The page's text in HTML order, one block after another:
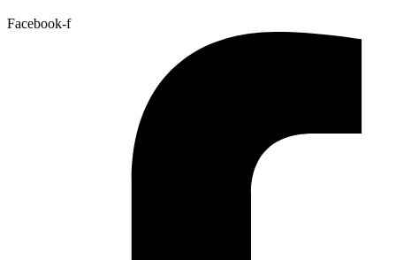
Facebook-f